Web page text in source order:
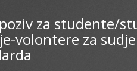
za studente/
volontere za